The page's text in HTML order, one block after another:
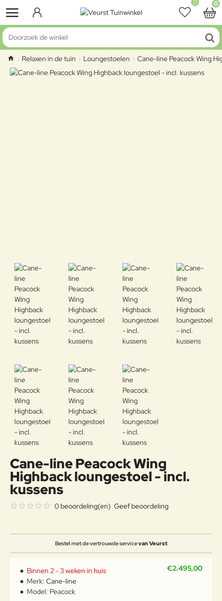
0 0
Doorzoek de winkel
home
Relaxen in de tuin Loungestoelen Cane-line Peacock Wing
Cane-line Peacock Wing
Highback loungestoel - incl.
kussens
Bestel met de vertrouwde servicevan Veurst
0 beoordeling(en) Geef beoordeling
€2.495,00
Binnen 2 - 3 weken in huis
Merk: Cane-line
Model: Peacock